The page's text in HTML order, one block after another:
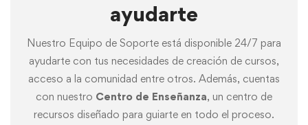
ayudarte
Nuestro Equipo de Soporte está disponible 24/7 para
ayudarte con tus necesidades de creación de cursos,
acceso a la comunidad entre otros. Además, cuentas
con nuestro Centro de Enseñanza, un centro de
recursos diseñado para guiarte en todo el proceso.